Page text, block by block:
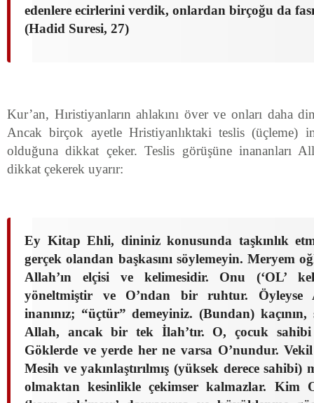
edenlere ecirlerini verdik, onlardan birçoğu da
(Hadid Suresi, 27)
Kur’an, Hıristiyanların ahlakını över ve onları daha
Ancak birçok ayetle Hristiyanlıktaki teslis (üçleme)
olduğuna dikkat çeker. Teslis görüşüne inananları
dikkat çekerek uyarır:
Ey Kitap Ehli, dininiz konusunda taşkınlık
gerçek olandan başkasını söylemeyin. Meryem
Allah’ın elçisi ve kelimesidir. Onu (‘OL’
yöneltmiştir ve O’ndan bir ruhtur. Öyleyse
inanınız; “üçtür” demeyiniz. (Bundan) kaçının,
Allah, ancak bir tek İlah’tır. O, çocuk
Göklerde ve yerde her ne varsa O’nundur.
Mesih ve yakınlaştırılmış (yüksek derece sahibi)
olmaktan kesinlikle çekimser kalmazlar. Kim